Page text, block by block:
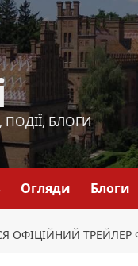
БЛОГИ
Огляди Блоги
ОФІЦІЙНИЙ